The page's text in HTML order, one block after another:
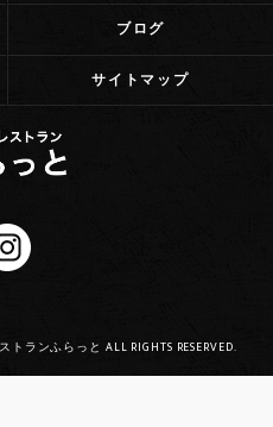
ブログ
サイトマップ
ランふらっと ALL RIGHTS RESERVED.